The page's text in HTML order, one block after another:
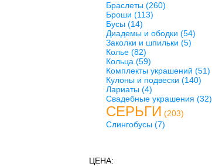
Браслеты(260)
Броши (113)
Бусы(14)
Диадемы и ободки (54)
Заколки и шпильки (5)
Колье(82)
Кольца (59)
Комплекты украшений (51)
Кулоны и подвески (140)
Лариаты(4)
Свадебные украшения (32)
СЕРЬГИ (203)
Слингобусы(7)
ЦЕНА: